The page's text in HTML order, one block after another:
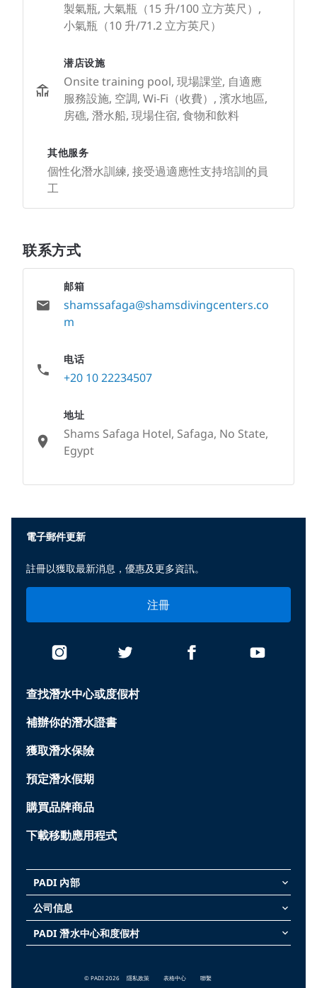
製氣瓶, 大氣瓶（15 升/100 立方英尺）,
小氣瓶（10 升/71.2 立方英尺）
潜店设施
Onsite training pool, 現場課堂, 自適應
服務設施, 空調, Wi-Fi（收費）, 濱水地區,
房礁, 潛水船, 現場住宿, 食物和飲料
其他服务
個性化潛水訓練, 接受過適應性支持培訓的員
工
联系方式
邮箱
shamssafaga@shamsdivingcenters.co
m
电话
+20 10 22234507
地址
Shams Safaga Hotel, Safaga, No State,
Egypt
查找潛水中心或度假村
補辦你的潛水證書
獲取潛水保險
預定潛水假期
購買品牌商品
下載移動應用程式
PADI 內部 keyboard_arrow_down
公司信息 keyboard_arrow_down
PADI 潛水中心和度假村 keyboard_arrow_down
電子郵件更新
註冊以獲取最新消息，優惠及更多資訊。
注冊
© PADI 2026 隱私政策 表格中心 聯繫